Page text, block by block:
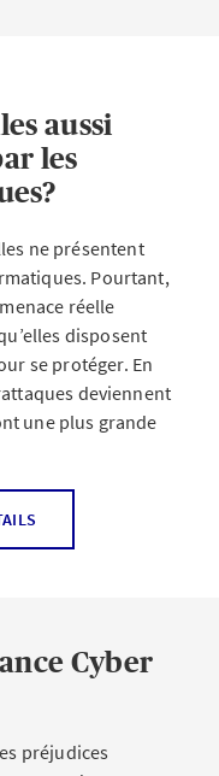
aussi
les
ne présentent
Pourtant,
réelle
disposent
se protéger. En
deviennent
une plus grande
est une structure
pour être la
chiffres. Si l’on
des données,
Commençons par
Cyber
préjudices